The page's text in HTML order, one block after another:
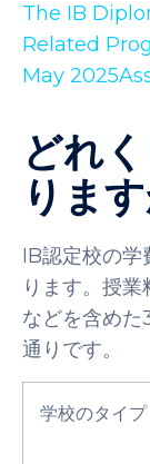
The IB
Related
May
どれ
りま
IB認定校の学
ります。授
などを含め
通りです。
学校のタイプ